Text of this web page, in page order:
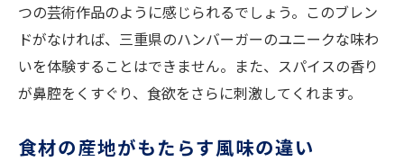
つの芸術作品のように感じられるでしょう。このブレン
ドがなければ、三重県のハンバーガーのユニークな味わ
いを体験することはできません。また、スパイスの香り
が鼻腔をくすぐり、食欲をさらに刺激してくれます。
食材の産地がもたらす風味の違い